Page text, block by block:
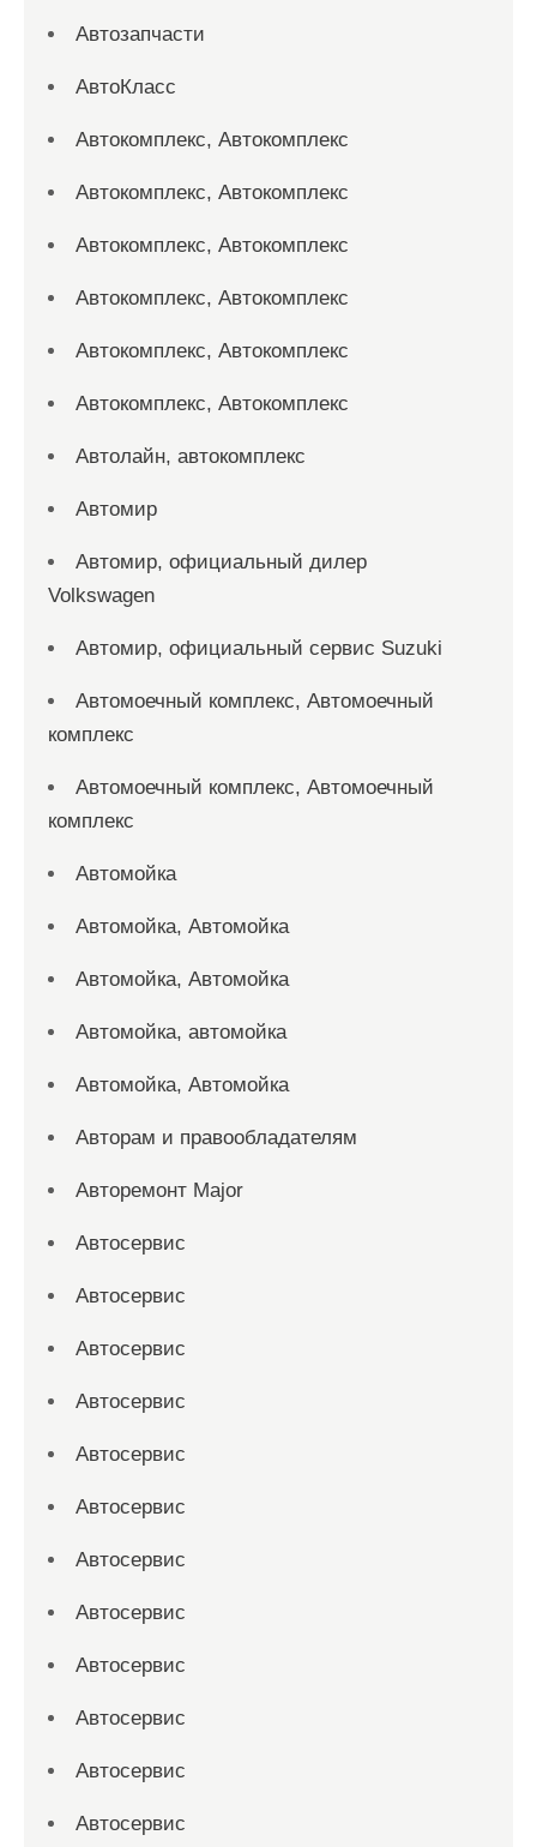
Автозапчасти
АвтоКласс
Автокомплекс, Автокомплекс
Автокомплекс, Автокомплекс
Автокомплекс, Автокомплекс
Автокомплекс, Автокомплекс
Автокомплекс, Автокомплекс
Автокомплекс, Автокомплекс
Автолайн, автокомплекс
Автомир
Автомир, официальный дилер
Volkswagen
Автомир, официальный сервис Suzuki
Автомоечный комплекс, Автомоечный
комплекс
Автомоечный комплекс, Автомоечный
комплекс
Автомойка
Автомойка, Автомойка
Автомойка, Автомойка
Автомойка, автомойка
Автомойка, Автомойка
Авторам и правообладателям
Авторемонт Major
Автосервис
Автосервис
Автосервис
Автосервис
Автосервис
Автосервис
Автосервис
Автосервис
Автосервис
Автосервис
Автосервис
Автосервис